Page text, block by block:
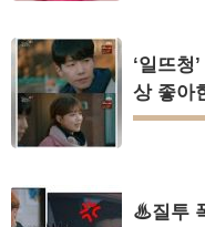
‘일뜨청
상 좋아
♨질투